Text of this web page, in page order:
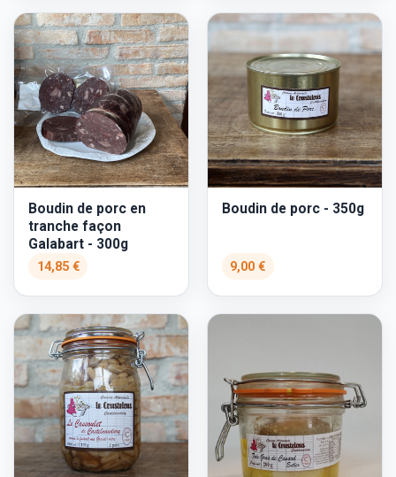
Boudin de porc en
tranche façon
Galabart - 300g
14,85 €
Boudin de porc - 350g
9,00 €